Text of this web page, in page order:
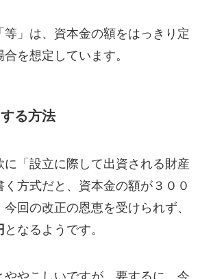
等」は、資本金の額をはっきり定
を想定しています。
る方法
に「設立に際して出資される財産
く方式だと、資本金の額が３００
回の改正の恩恵を受けられず、
となるようです。
ややこしいですが、要するに、今